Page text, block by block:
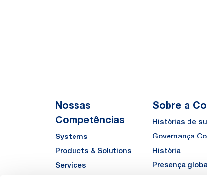
Nossas
Competências
Systems
Products & Solutions
Services
Sobre a
Histórias de
Governança
História
Presença